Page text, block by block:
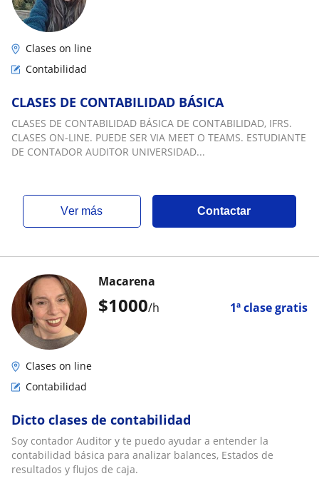
Clases on line
Contabilidad
CLASES DE CONTABILIDAD BÁSICA
CLASES DE CONTABILIDAD BÁSICA DE CONTABILIDAD, IFRS.
CLASES ON-LINE. PUEDE SER VIA MEET O TEAMS. ESTUDIANTE
DE CONTADOR AUDITOR UNIVERSIDAD...
ver más Contactar
$1000/h 1ª clase gratis
Macarena
Clases on line
Contabilidad
Dicto clases de contabilidad
Soy contador Auditor y te puedo ayudar a entender la
contabilidad básica para analizar balances, Estados de
resultados y flujos de caja.